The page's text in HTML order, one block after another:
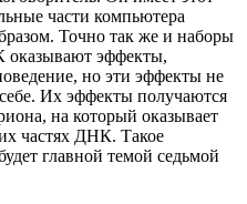
части компьютера
Точно так же и наборы
оказывают эффекты,
но эти эффекты не
Их эффекты получаются
на который оказывает
частях ДНК. Такое
главной темой седьмой